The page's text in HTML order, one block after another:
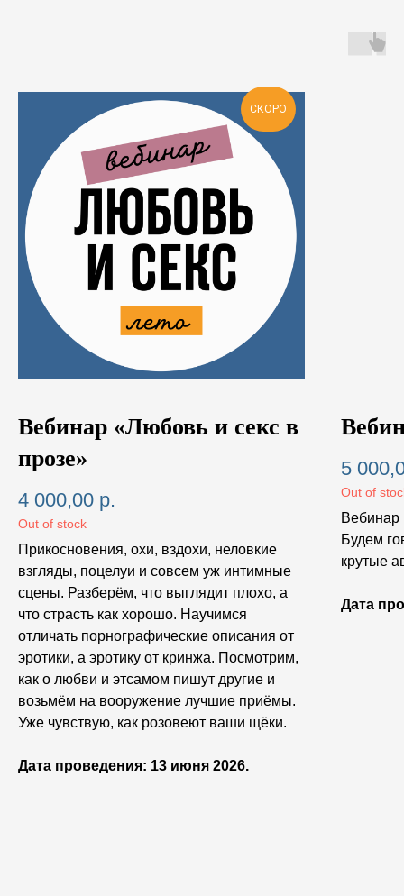
СКОРО
Вебинар «Любовь и секс в
прозе»
4 000,00 р.
Out of stock
Прикосновения, охи, вздохи, неловкие
взгляды, поцелуи и совсем уж интимные
сцены. Разберём, что выглядит плохо, а
что страсть как хорошо. Научимся
отличать порнографические описания от
эротики, а эротику от кринжа. Посмотрим,
как о любви и этсамом пишут другие и
возьмём на вооружение лучшие приёмы.
Уже чувствую, как розовеют ваши щёки.
Дата проведения: 13 июня 2026.
5
Out of
Вебинар
Будем
крутые
Дата